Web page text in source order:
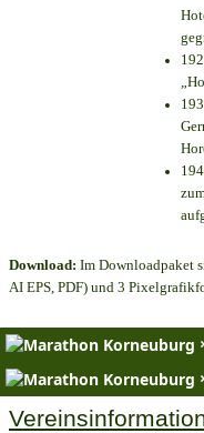
Download: Im Downloadpaket
AI EPS, PDF) und 3